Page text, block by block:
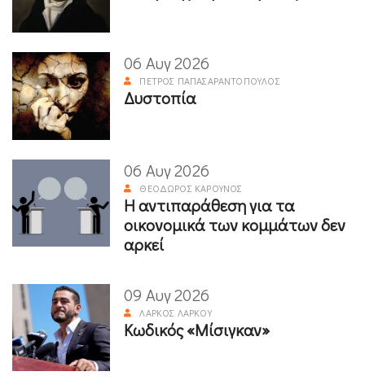
06 Αυγ 2026
ΠΈΤΡΟΣ ΠΑΠΑΣΑΡΑΝΤΌΠΟΥΛΟΣ
Δυστοπία
06 Αυγ 2026
ΘΕΌΔΩΡΟΣ ΚΑΡΟΎΝΟΣ
Η αντιπαράθεση για τα
οικονομικά των κομμάτων δεν
αρκεί
09 Αυγ 2026
ΛΆΡΚΟΣ ΛΆΡΚΟΥ
Κωδικός «Μίσιγκαν»